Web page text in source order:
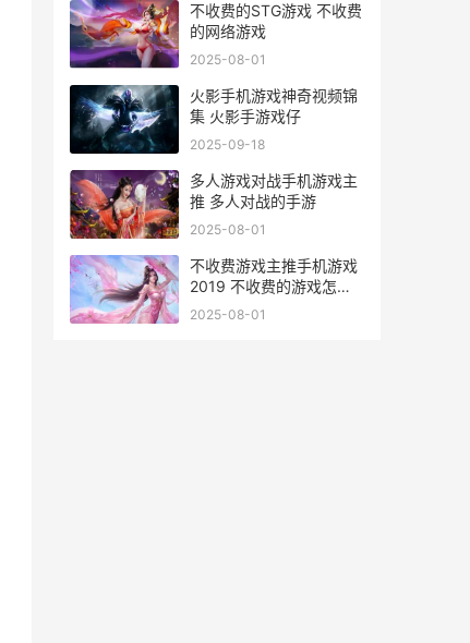
不收费的STG游戏 不收费
的网络游戏
2025-08-01
火影手机游戏神奇视频锦
集 火影手游戏仔
2025-09-18
多人游戏对战手机游戏主
推 多人对战的手游
2025-08-01
不收费游戏主推手机游戏
2019 不收费的游戏怎么
赚钱
2025-08-01